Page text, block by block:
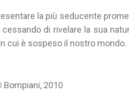
la più seducente
di rivelare la sua
cui è sospeso il nostro mondo.
Bompiani, 2010